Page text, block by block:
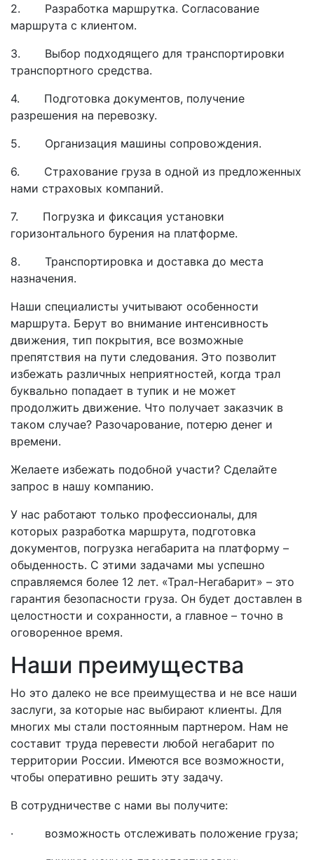
2. Разработка маршрутка. Согласование
маршрута с клиентом.
3. Выбор подходящего для транспортировки
транспортного средства.
4. Подготовка документов, получение
разрешения на перевозку.
5. Организация машины сопровождения.
6. Страхование груза в одной из предложенных
нами страховых компаний.
7. Погрузка и фиксация установки
горизонтального бурения на платформе.
8. Транспортировка и доставка до места
назначения.
Наши специалисты учитывают особенности
маршрута. Берут во внимание интенсивность
движения, тип покрытия, все возможные
препятствия на пути следования. Это позволит
избежать различных неприятностей, когда трал
буквально попадает в тупик и не может
продолжить движение. Что получает заказчик в
таком случае? Разочарование, потерю денег и
времени.
Желаете избежать подобной участи? Сделайте
запрос в нашу компанию.
У нас работают только профессионалы, для
которых разработка маршрута, подготовка
документов, погрузка негабарита на платформу –
обыденность. С этими задачами мы успешно
справляемся более 12 лет. «Трал-Негабарит» – это
гарантия безопасности груза. Он будет доставлен в
целостности и сохранности, а главное – точно в
оговоренное время.
Наши преимущества
Но это далеко не все преимущества и не все наши
заслуги, за которые нас выбирают клиенты. Для
многих мы стали постоянным партнером. Нам не
составит труда перевести любой негабарит по
территории России. Имеются все возможности,
чтобы оперативно решить эту задачу.
В сотрудничестве с нами вы получите:
· возможность отслеживать положение груза;